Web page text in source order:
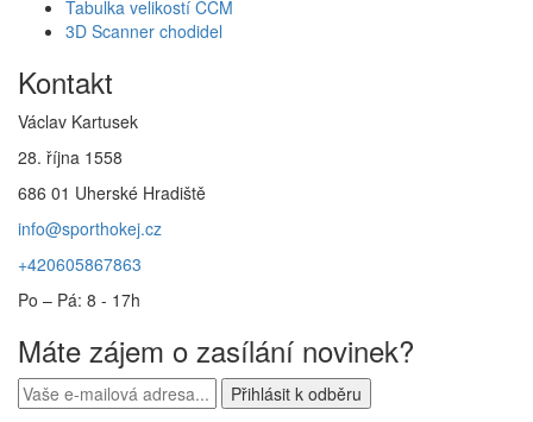
Tabulka velikostí CCM
3D Scanner chodidel
Kontakt
Václav Kartusek
28. října 1558
686 01 Uherské Hradiště
info@sporthokej.cz
+420605867863
Po – Pá: 8 - 17h
Máte zájem o zasílání novinek?